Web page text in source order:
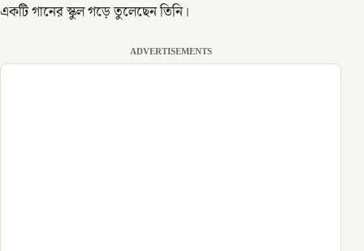
একটি গানের স্কুল গড়ে তুলেছেন তিনি।
ADVERTISEMENTS